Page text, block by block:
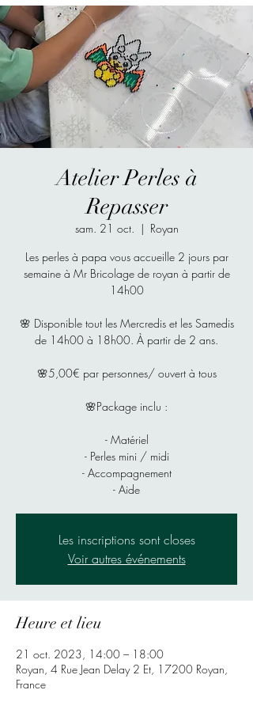
Atelier Perles à
Repasser
sam. 21 oct.
  |
Royan
Les perles à papa vous accueille 2 jours par
semaine à Mr Bricolage de royan à partir de
14h00
🌸 Disponible tout les Mercredis et les Samedis
de 14h00 à 18h00. À partir de 2 ans.
🌸5,00€ par personnes/ ouvert à tous
🌸Package inclu :
- Matériel
- Perles mini / midi
- Accompagnement
- Aide
Les inscriptions sont closes
Voir autres événements
Heure et lieu
21 oct. 2023, 14:00 – 18:00
Royan, 4 Rue Jean Delay 2 Et, 17200 Royan,
France